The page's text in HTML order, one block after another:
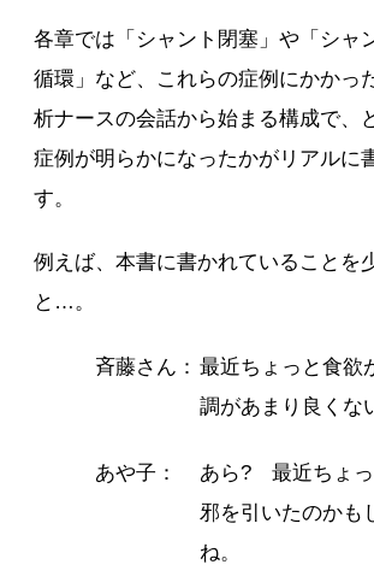
各章では「シャント閉塞」や「シャ
循環」など、これらの症例にかかっ
析ナースの会話から始まる構成で、
症例が明らかになったかがリアルに
す。
例えば、本書に書かれていることを
と…。
斉藤さん： 最近ちょっと食欲
調があまり良くな
あや子：
あら? 最近ちょ
邪を引いたのかも
ね。